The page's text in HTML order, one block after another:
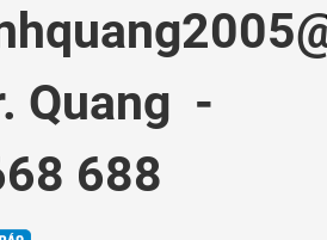
Quang -
688